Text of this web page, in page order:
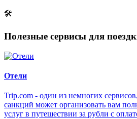
🛠
Полезные сервисы для
Отели
Trip.com - один из немногих
санкций может организовать вам
услуг в путешествии за рубли с